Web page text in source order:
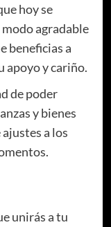
hoy se
agradable
beneficias a
apoyo y cariño.
de poder
y bienes
a los
unirás a tu